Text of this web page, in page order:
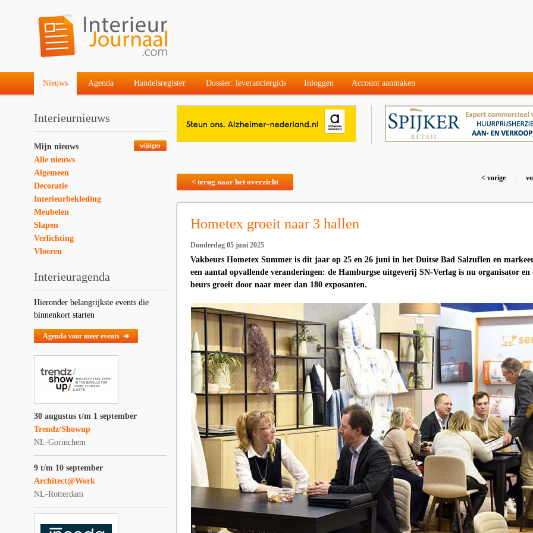
Nieuws Agenda Handelsregister Dossier: leveranciergids Inloggen Account aanmaken
Interieurnieuws
wijzigen
Mijn nieuws
Alle nieuws
Algemeen
Decoratie
Interieurbekleding
Meubelen
Slapen
Verlichting
Vloeren
Interieuragenda
Hieronder belangrijkste events die
binnenkort starten
Agenda voor meer events ➔
30 augustus t/m 1 september
Trendz/Showup
NL-Gorinchem
9 t/m 10 september
Architect@Work
NL-Rotterdam
< terug naar het overzicht < vorige
Hometex groeit naar 3 hallen
Donderdag 05 juni 2025
Vakbeurs Hometex Summer is dit jaar op 25 en 26 juni in het Duitse Bad Salzuflen en
een aantal opvallende veranderingen: de Hamburgse uitgeverij SN-Verlag is nu organisator en
beurs groeit door naar meer dan 180 exposanten.